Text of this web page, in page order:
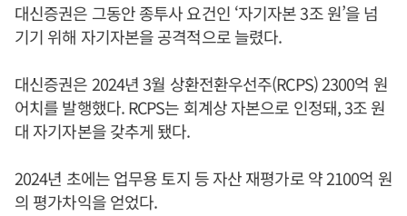
대신증권은 그동안 종투사 요건인 ‘자기자본 3조 원’을 넘
기기 위해 자기자본을 공격적으로 늘렸다.
대신증권은 2024년 3월 상환전환우선주(RCPS) 2300억 원
어치를 발행했다. RCPS는 회계상 자본으로 인정돼, 3조 원
대 자기자본을 갖추게 됐다.
2024년 초에는 업무용 토지 등 자산 재평가로 약 2100억 원
의 평가차익을 얻었다.